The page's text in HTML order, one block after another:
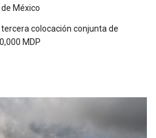
México
colocación conjunta de
MDP